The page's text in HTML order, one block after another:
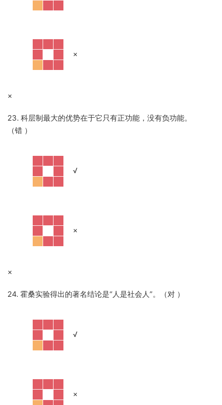
×
×
23. 科层制最大的优势在于它只有正功能，没有负功能。
（错 ）
√
×
×
24. 霍桑实验得出的著名结论是“人是社会人”。（对 ）
√
×